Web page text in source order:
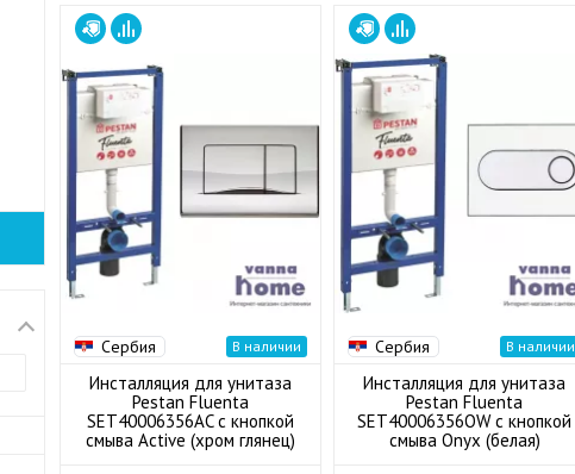
Сербия В наличии
Инсталляция для унитаза
Pestan Fluenta
SET40006356AC с кнопкой
смыва Active (хром глянец)
Сербия В наличии
Инсталляция для унитаза
Pestan Fluenta
SET40006356OW с кнопкой
смыва Onyx (белая)